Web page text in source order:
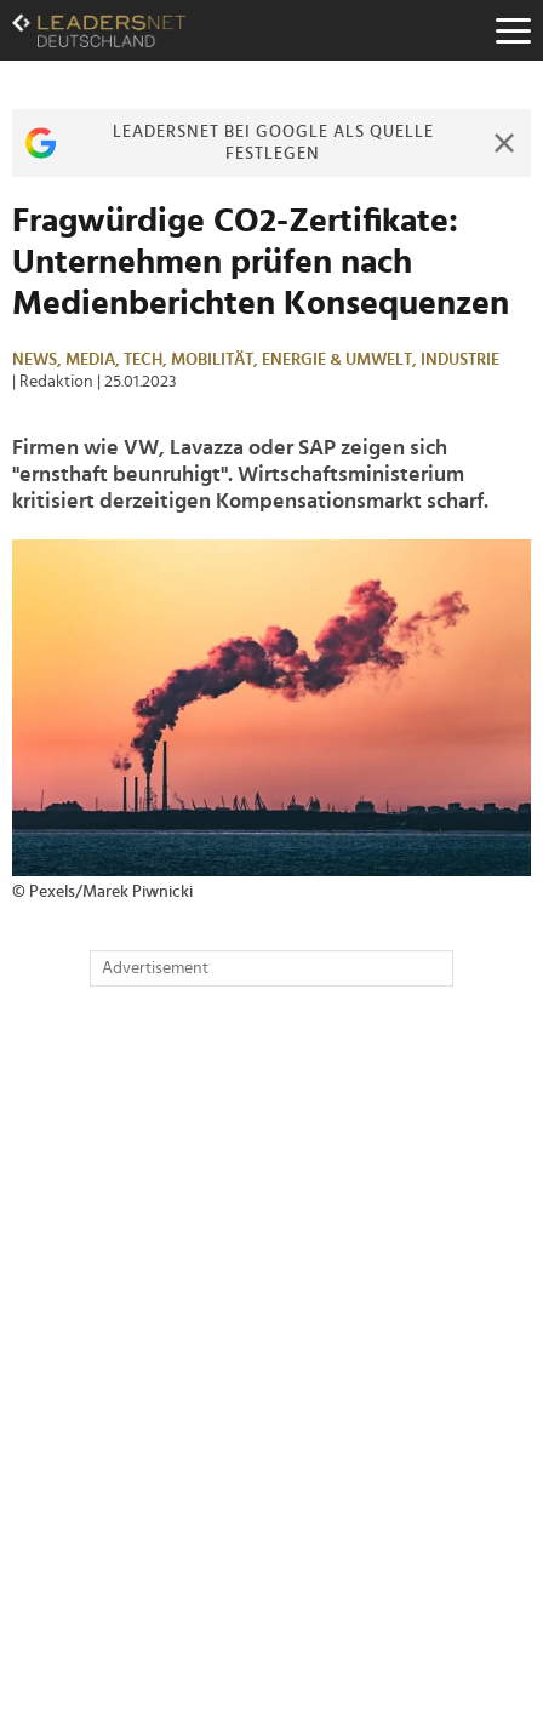
Zum
Inhalt
Zur
Zur
LEADERSNET BEI GOOGLE ALS QUELLE
FESTLEGEN
Fragwürdige CO2-Zertifikate:
Unternehmen prüfen nach
Medienberichten Konsequenzen
NEWS, MEDIA, TECH, MOBILITÄT, ENERGIE & UMWELT,
INDUSTRIE
| Redaktion
| 25.01.2023
Firmen wie VW, Lavazza oder SAP zeigen sich
"ernsthaft beunruhigt". Wirtschaftsministerium
kritisiert derzeitigen Kompensationsmarkt scharf.
© Pexels/Marek Piwnicki
Advertisement